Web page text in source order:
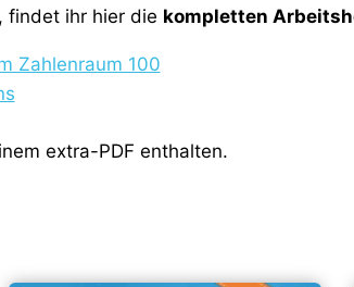
findet ihr hier die kompletten
Zahlenraum 100
extra-PDF enthalten.